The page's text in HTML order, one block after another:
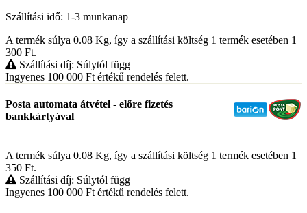
Szállítási idő: 1-3 munkanap
A termék súlya 0.08 Kg, így a szállítási költség 1 termék esetében 1
300 Ft.
Szállítási díj: Súlytól függ
Ingyenes 100 000 Ft értékű rendelés felett.
Posta automata átvétel - előre fizetés
bankkártyával
A termék súlya 0.08 Kg, így a szállítási költség 1 termék esetében 1
350 Ft.
Szállítási díj: Súlytól függ
Ingyenes 100 000 Ft értékű rendelés felett.